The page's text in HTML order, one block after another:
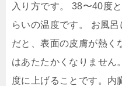
入り方です。 38〜40度
らいの温度です。 お風
だと、表面の皮膚が熱く
はあたたかくなりません
度に上げることです。内